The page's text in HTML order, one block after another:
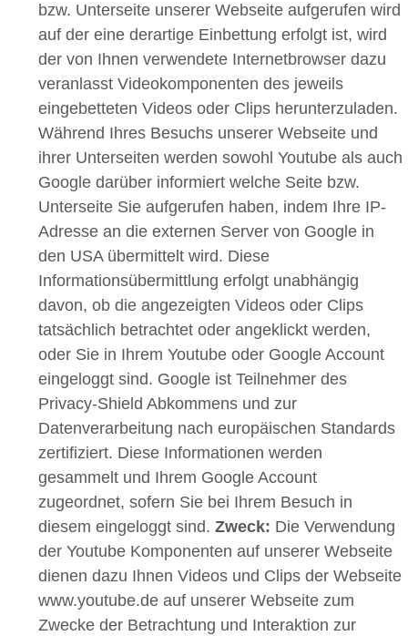
bzw. Unterseite unserer Webseite aufgerufen wird
auf der eine derartige Einbettung erfolgt ist, wird
der von Ihnen verwendete Internetbrowser dazu
veranlasst Videokomponenten des jeweils
eingebetteten Videos oder Clips herunterzuladen.
Während Ihres Besuchs unserer Webseite und
ihrer Unterseiten werden sowohl Youtube als auch
Google darüber informiert welche Seite bzw.
Unterseite Sie aufgerufen haben, indem Ihre IP-
Adresse an die externen Server von Google in
den USA übermittelt wird. Diese
Informationsübermittlung erfolgt unabhängig
davon, ob die angezeigten Videos oder Clips
tatsächlich betrachtet oder angeklickt werden,
oder Sie in Ihrem Youtube oder Google Account
eingeloggt sind. Google ist Teilnehmer des
Privacy-Shield Abkommens und zur
Datenverarbeitung nach europäischen Standards
zertifiziert. Diese Informationen werden
gesammelt und Ihrem Google Account
zugeordnet, sofern Sie bei Ihrem Besuch in
diesem eingeloggt sind. Zweck: Die Verwendung
der Youtube Komponenten auf unserer Webseite
dienen dazu Ihnen Videos und Clips der Webseite
www.youtube.de auf unserer Webseite zum
Zwecke der Betrachtung und Interaktion zur